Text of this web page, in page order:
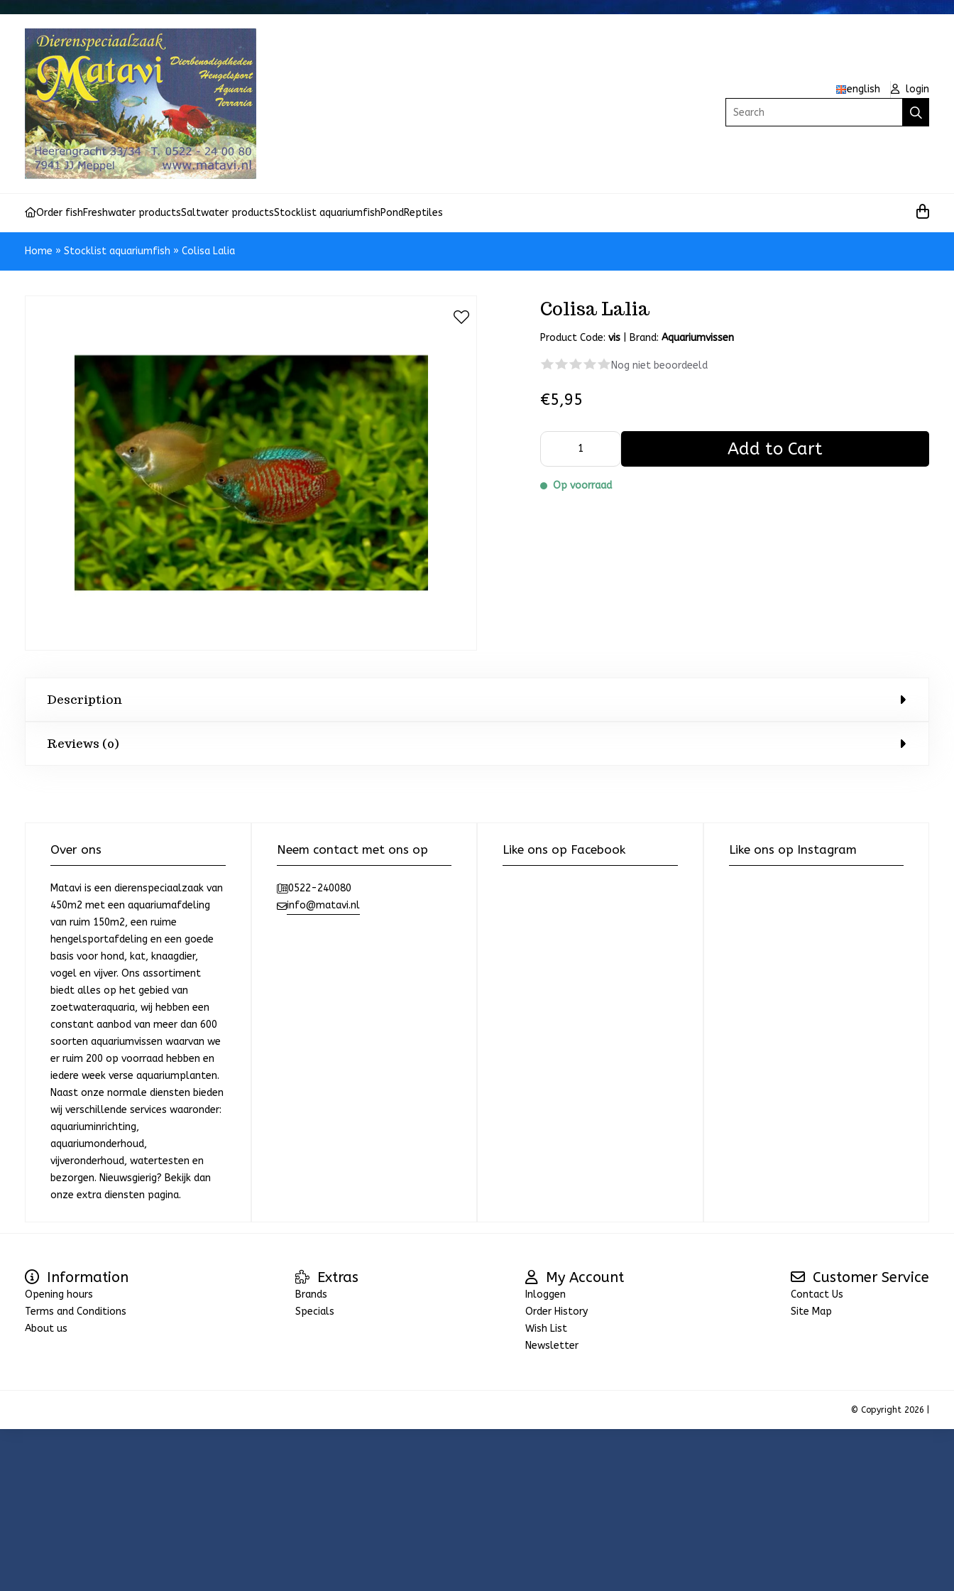
english
login
Search
Order fishFreshwater productsSaltwater productsStocklist aquariumfishPondReptiles
Home » Stocklist aquariumfish » Colisa Lalia
Colisa Lalia
Product Code:vis Brand:Aquariumvissen
Nog niet beoordeeld
€5,95
Add to Cart
Op voorraad
Description
Reviews (0)
Over ons
Matavi is een dierenspeciaalzaak van
450m2 met een aquariumafdeling
van ruim 150m2, een ruime
hengelsportafdeling en een goede
basis voor hond, kat, knaagdier,
vogel en vijver. Ons assortiment
biedt alles op het gebied van
zoetwateraquaria, wij hebben een
constant aanbod van meer dan 600
soorten aquariumvissen waarvan we
er ruim 200 op voorraad hebben en
iedere week verse aquariumplanten.
Naast onze normale diensten bieden
wij verschillende services waaronder:
aquariuminrichting,
aquariumonderhoud,
vijveronderhoud, watertesten en
bezorgen. Nieuwsgierig? Bekijk dan
onze extra diensten pagina.
Neem contact met ons op
0522-240080
info@matavi.nl
Like ons op Facebook Like ons op Instagram
Information
Opening hours
Terms and Conditions
About us
Extras
Brands
Specials
My Account
Inloggen
Order History
Wish List
Newsletter
Customer Service
Contact Us
Site Map
© Copyright 2026 |